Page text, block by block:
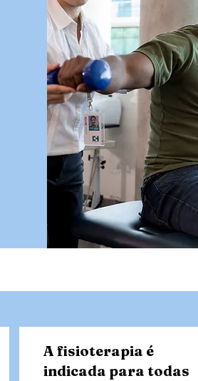
A fisioterapia é
indicada para todas